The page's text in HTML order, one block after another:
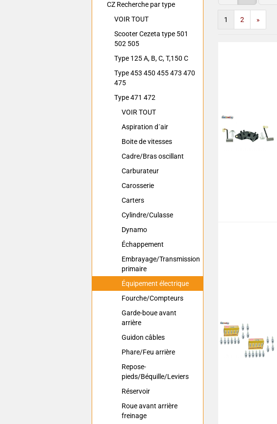
1 2 »
CZ Recherche par type
VOIR TOUT
Scooter Cezeta type 501
502 505
Type 125 A, B, C, T,150 C
Type 453 450 455 473 470
475
Type 471 472
VOIR TOUT
Aspiration d´air
Boite de vitesses
Cadre/Bras oscillant
Carburateur
Carosserie
Carters
Cylindre/Culasse
Dynamo
Échappement
Embrayage/Transmission
primaire
Équipement électrique
Fourche/Compteurs
Garde-boue avant
arrière
Guidon câbles
Phare/Feu arrière
Repose-
pieds/Béquille/Leviers
Réservoir
Roue avant arrière
freinage